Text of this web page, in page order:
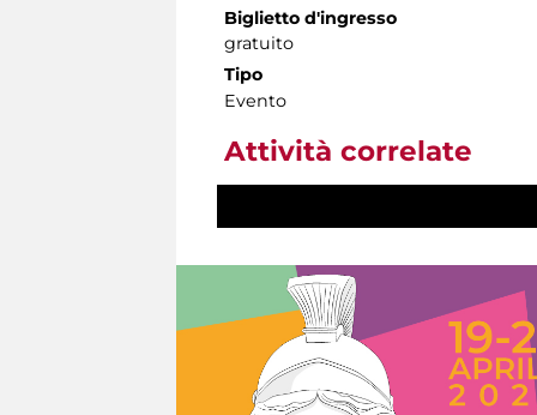
Biglietto d'ingresso
gratuito
Tipo
Evento
Attività correlate